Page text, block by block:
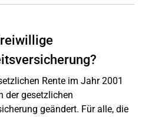
Rente im Jahr 2001
der gesetzlichen
geändert. Für alle, die